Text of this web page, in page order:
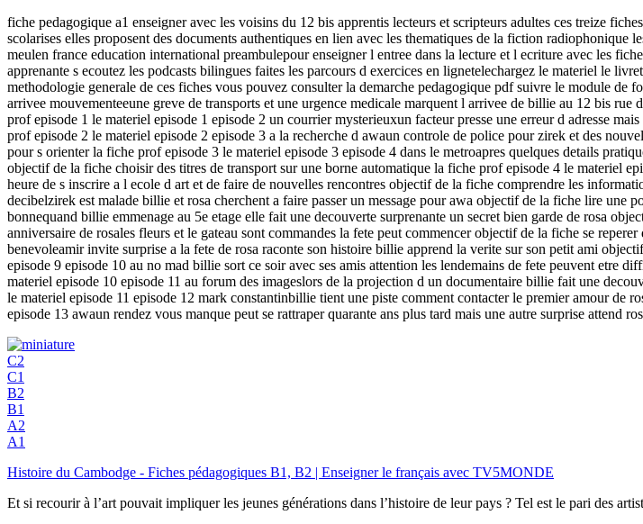
fiche pedagogique a1 enseigner avec les voisins du 12 bis apprentis lecteurs et scripteurs adultes ces treize
scolarises elles proposent des documents authentiques en lien avec les thematiques de la fiction
meulen france education international preambulepour enseigner l entree dans la lecture et l ecriture avec les
apprenante s ecoutez les podcasts bilingues faites les parcours d exercices en lignetelechargez le materiel le
methodologie generale de ces fiches vous pouvez consulter la demarche pedagogique pdf suivre le module
arrivee mouvementeeune greve de transports et une urgence medicale marquent l arrivee de billie au 12 bis
prof episode 1 le materiel episode 1 episode 2 un courrier mysterieuxun facteur presse une erreur d adresse
prof episode 2 le materiel episode 2 episode 3 a la recherche d awaun controle de police pour zirek et des
pour s orienter la fiche prof episode 3 le materiel episode 3 episode 4 dans le metroapres quelques details
objectif de la fiche choisir des titres de transport sur une borne automatique la fiche prof episode 4 le materiel
heure de s inscrire a l ecole d art et de faire de nouvelles rencontres objectif de la fiche comprendre les
decibelzirek est malade billie et rosa cherchent a faire passer un message pour awa objectif de la fiche lire une
bonnequand billie emmenage au 5e etage elle fait une decouverte surprenante un secret bien garde de rosa
anniversaire de rosales fleurs et le gateau sont commandes la fete peut commencer objectif de la fiche se
benevoleamir invite surprise a la fete de rosa raconte son histoire billie apprend la verite sur son petit ami
episode 9 episode 10 au no mad billie sort ce soir avec ses amis attention les lendemains de fete peuvent
materiel episode 10 episode 11 au forum des imageslors de la projection d un documentaire billie fait une
le materiel episode 11 episode 12 mark constantinbillie tient une piste comment contacter le premier amour
episode 13 awaun rendez vous manque peut se rattraper quarante ans plus tard mais une autre surprise attend
C2
C1
B2
B1
A2
A1
Histoire du Cambodge - Fiches pédagogiques B1, B2 | Enseigner le français avec TV5MONDE
Et si recourir à l’art pouvait impliquer les jeunes générations dans l’histoire de leur pays ? Tel est le pari des